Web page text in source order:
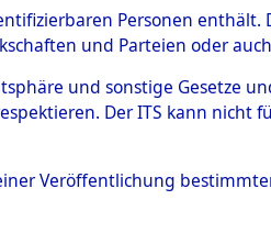
Routen von
der
und der Ort
→0319
Personen
und Parteien oder
und sonstige Gesetze
Der ITS kann nicht
Veröffentlichung